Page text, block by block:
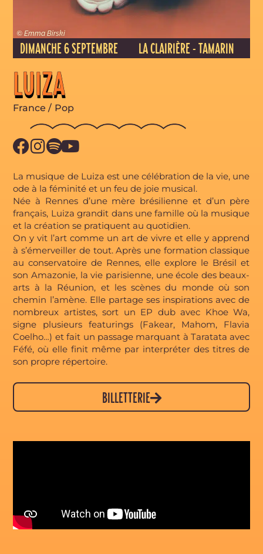
© Emma Birski
DIMANCHE 6 SEPTEMBRE LA CLAIRIÈRE - TAMARIN
LUIZA
France / Pop
La musique de Luiza est une célébration de la vie, une
ode à la féminité et un feu de joie musical.
Née à Rennes d’une mère brésilienne et d’un père
français, Luiza grandit dans une famille où la musique
et la création se pratiquent au quotidien.
On y vit l’art comme un art de vivre et elle y apprend
à s’émerveiller de tout. Après une formation classique
au conservatoire de Rennes, elle explore le Brésil et
son Amazonie, la vie parisienne, une école des beaux-
arts à la Réunion, et les scènes du monde où son
chemin l’amène. Elle partage ses inspirations avec de
nombreux artistes, sort un EP dub avec Khoe Wa,
signe plusieurs featurings (Fakear, Mahom, Flavia
Coelho…) et fait un passage marquant à Taratata avec
Féfé, où elle finit même par interpréter des titres de
son propre répertoire.
BILLETTERIE